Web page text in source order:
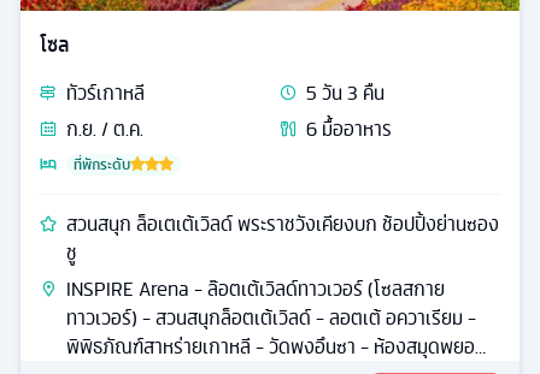
โซล
ทัวร์เกาหลี 5วัน3 คืน
ก.ย. / ต.ค.
6มื้ออาหาร
ที่พักระดับ
สวนสนุก ล็อเตเต้เวิลด์ พระราชวังเคียงบก ช้อปปิ้งย่านซอง
ชู
INSPIRE Arena - ล๊อตเต้เวิลด์ทาวเวอร์ (โซลสกาย
ทาวเวอร์) - สวนสนุกล็อตเต้เวิลด์ - ลอตเต้ อควาเรียม -
พิพิธภัณฑ์สาหร่ายเกาหลี - วัดพงอึนซา - ห้องสมุดพยอ